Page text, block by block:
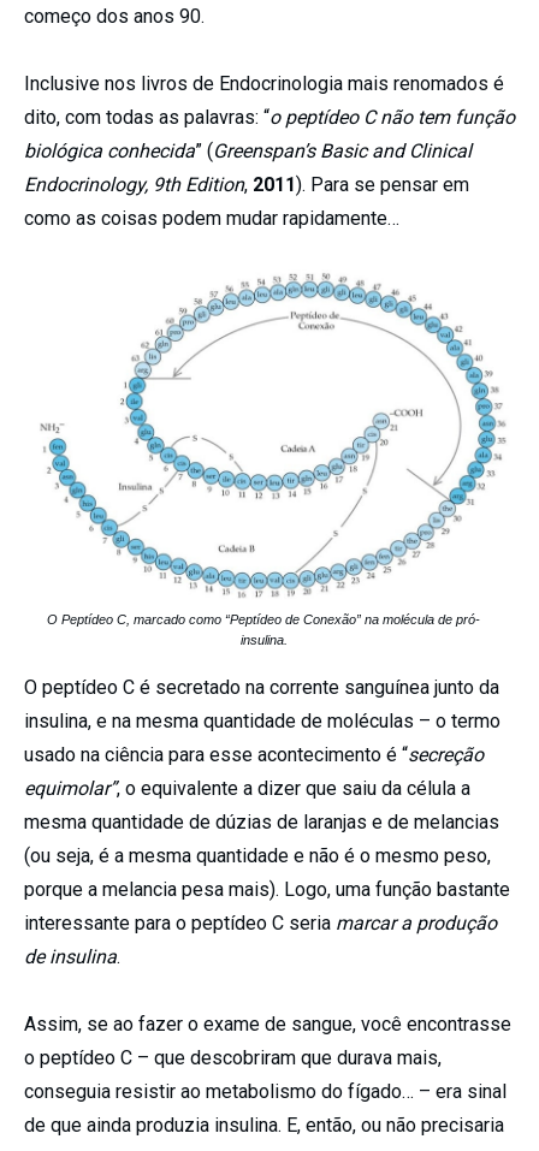
começo dos anos 90.
Inclusive nos livros de Endocrinologia mais renomados é
dito, com todas as palavras: “o peptídeo C não tem função
biológica conhecida” (Greenspan’s Basic and Clinical
Endocrinology, 9th Edition, 2011). Para se pensar em
como as coisas podem mudar rapidamente…
O Peptídeo C, marcado como “Peptídeo de Conexão” na molécula de pró-
insulina.
O peptídeo C é secretado na corrente sanguínea junto da
insulina, e na mesma quantidade de moléculas – o termo
usado na ciência para esse acontecimento é “secreção
equimolar”, o equivalente a dizer que saiu da célula a
mesma quantidade de dúzias de laranjas e de melancias
(ou seja, é a mesma quantidade e não é o mesmo peso,
porque a melancia pesa mais). Logo, uma função bastante
interessante para o peptídeo C seria marcar a produção
de insulina.
Assim, se ao fazer o exame de sangue, você encontrasse
o peptídeo C – que descobriram que durava mais,
conseguia resistir ao metabolismo do fígado… – era sinal
de que ainda produzia insulina. E, então, ou não precisaria